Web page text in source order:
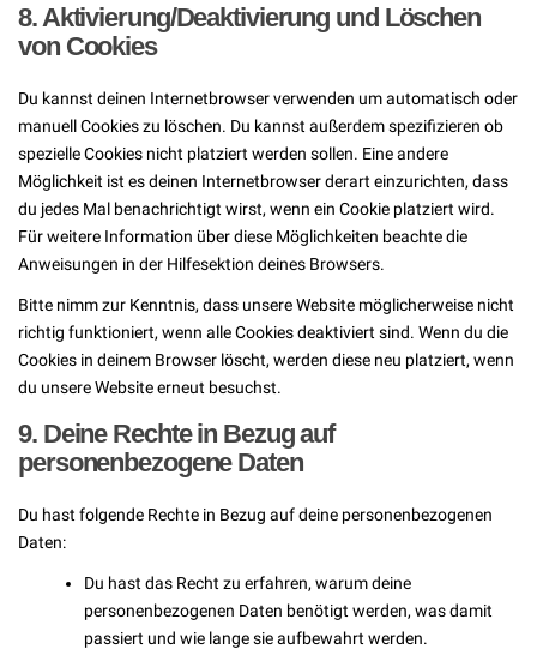
8. Aktivierung/Deaktivierung und Löschen
von Cookies
Du kannst deinen Internetbrowser verwenden um automatisch oder
manuell Cookies zu löschen. Du kannst außerdem spezifizieren ob
spezielle Cookies nicht platziert werden sollen. Eine andere
Möglichkeit ist es deinen Internetbrowser derart einzurichten, dass
du jedes Mal benachrichtigt wirst, wenn ein Cookie platziert wird.
Für weitere Information über diese Möglichkeiten beachte die
Anweisungen in der Hilfesektion deines Browsers.
Bitte nimm zur Kenntnis, dass unsere Website möglicherweise nicht
richtig funktioniert, wenn alle Cookies deaktiviert sind. Wenn du die
Cookies in deinem Browser löscht, werden diese neu platziert, wenn
du unsere Website erneut besuchst.
9. Deine Rechte in Bezug auf
personenbezogene Daten
Du hast folgende Rechte in Bezug auf deine personenbezogenen
Daten:
Du hast das Recht zu erfahren, warum deine
personenbezogenen Daten benötigt werden, was damit
passiert und wie lange sie aufbewahrt werden.